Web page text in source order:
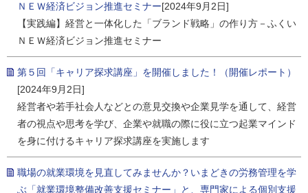
ＮＥＷ経済ビジョン推進セミナー[2024年9月2日]
【実践編】経営と一体化した「ブランド戦略」の作り方－ふくい
ＮＥＷ経済ビジョン推進セミナー
第５回「キャリア探求講座」を開催しました！（開催レポート）
[2024年9月2日]
経営者や若手社会人などとの意見交換や企業見学を通して、経営
者の視点や思考を学び、企業や就職の際に役に立つ起業マインド
を身に付けるキャリア探求講座を実施します
職場の就業環境を見直してみませんか？いまどきの労務管理を学
ぶ「就業環境整備改善支援セミナー」と、専門家による個別支援